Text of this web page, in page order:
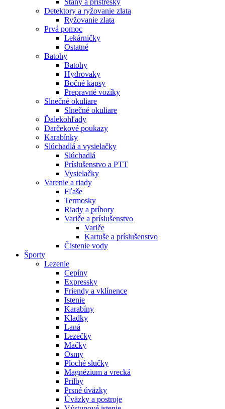
Detektory a ryžovanie zlata
Ryžovanie zlata
Prvá pomoc
Lekárničky
Ostatné
Batohy
Batohy
Hydrovaky
Bočné kapsy
Prepravné vozíky
Slnečné okuliare
Slnečné okuliare
Ďalekohľady
Darčekové poukazy
Karabínky
Slúchadlá a vysielačky
Slúchadlá
Príslušenstvo a PTT
Vysielačky
Varenie a riady
Fľaše
Termosky
Riady a príbory
Variče a príslušenstvo
Variče
Kartuše a príslušenstvo
Čistenie vody
Športy
Lezenie
Cepíny
Expressky
Friendy a vklínence
Istenie
Karabíny
Kladky
Laná
Lezečky
Mačky
Osmy
Ploché slučky
Magnézium a vrecká
Prilby
Prsné úväzky
Úväzky a postroje